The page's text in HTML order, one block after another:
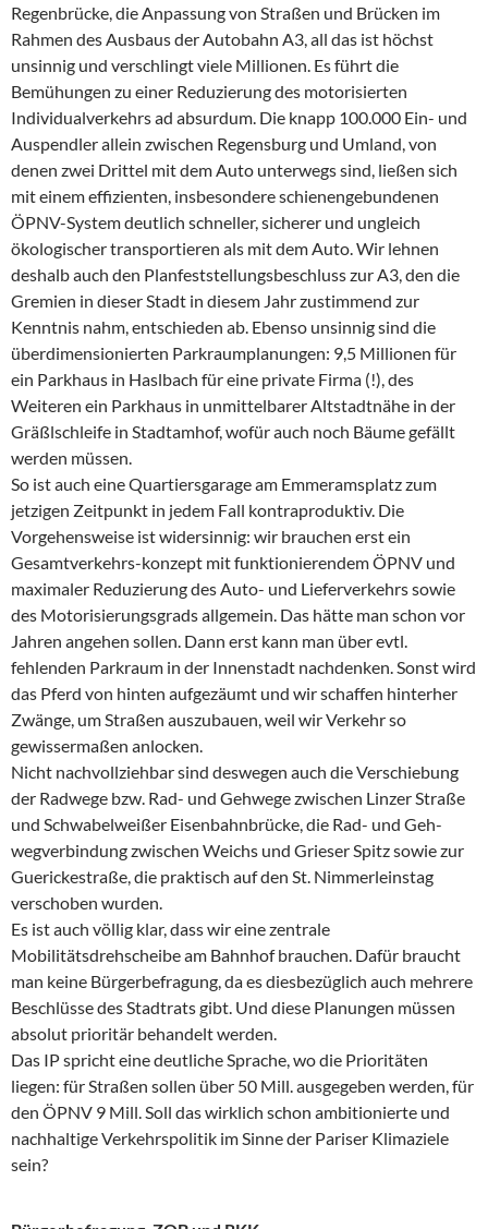
Regenbrücke, die Anpassung von Straßen und Brücken im
Rahmen des Ausbaus der Autobahn A3, all das ist höchst
unsinnig und verschlingt viele Millionen. Es führt die
Bemühungen zu einer Reduzierung des motorisierten
Individualverkehrs ad absurdum. Die knapp 100.000 Ein- und
Auspendler allein zwischen Regensburg und Umland, von
denen zwei Drittel mit dem Auto unterwegs sind, ließen sich
mit einem effizienten, insbesondere schienengebundenen
ÖPNV-System deutlich schneller, sicherer und ungleich
ökologischer transportieren als mit dem Auto. Wir lehnen
deshalb auch den Planfeststellungsbeschluss zur A3, den die
Gremien in dieser Stadt in diesem Jahr zustimmend zur
Kenntnis nahm, entschieden ab. Ebenso unsinnig sind die
überdimensionierten Parkraumplanungen: 9,5 Millionen für
ein Parkhaus in Haslbach für eine private Firma (!), des
Weiteren ein Parkhaus in unmittelbarer Altstadtnähe in der
Gräßlschleife in Stadtamhof, wofür auch noch Bäume gefällt
werden müssen.
So ist auch eine Quartiersgarage am Emmeramsplatz zum
jetzigen Zeitpunkt in jedem Fall kontraproduktiv. Die
Vorgehensweise ist widersinnig: wir brauchen erst ein
Gesamtverkehrs-konzept mit funktionierendem ÖPNV und
maximaler Reduzierung des Auto- und Lieferverkehrs sowie
des Motorisierungsgrads allgemein. Das hätte man schon vor
Jahren angehen sollen. Dann erst kann man über evtl.
fehlenden Parkraum in der Innenstadt nachdenken. Sonst wird
das Pferd von hinten aufgezäumt und wir schaffen hinterher
Zwänge, um Straßen auszubauen, weil wir Verkehr so
gewissermaßen anlocken.
Nicht nachvollziehbar sind deswegen auch die Verschiebung
der Radwege bzw. Rad- und Gehwege zwischen Linzer Straße
und Schwabelweißer Eisenbahnbrücke, die Rad- und Geh-
wegverbindung zwischen Weichs und Grieser Spitz sowie zur
Guerickestraße, die praktisch auf den St. Nimmerleinstag
verschoben wurden.
Es ist auch völlig klar, dass wir eine zentrale
Mobilitätsdrehscheibe am Bahnhof brauchen. Dafür braucht
man keine Bürgerbefragung, da es diesbezüglich auch mehrere
Beschlüsse des Stadtrats gibt. Und diese Planungen müssen
absolut prioritär behandelt werden.
Das IP spricht eine deutliche Sprache, wo die Prioritäten
liegen: für Straßen sollen über 50 Mill. ausgegeben werden, für
den ÖPNV 9 Mill. Soll das wirklich schon ambitionierte und
nachhaltige Verkehrspolitik im Sinne der Pariser Klimaziele
sein?